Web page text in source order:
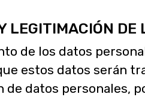
LEGITIMACIÓN DE
de los datos
estos datos serán
datos personales,